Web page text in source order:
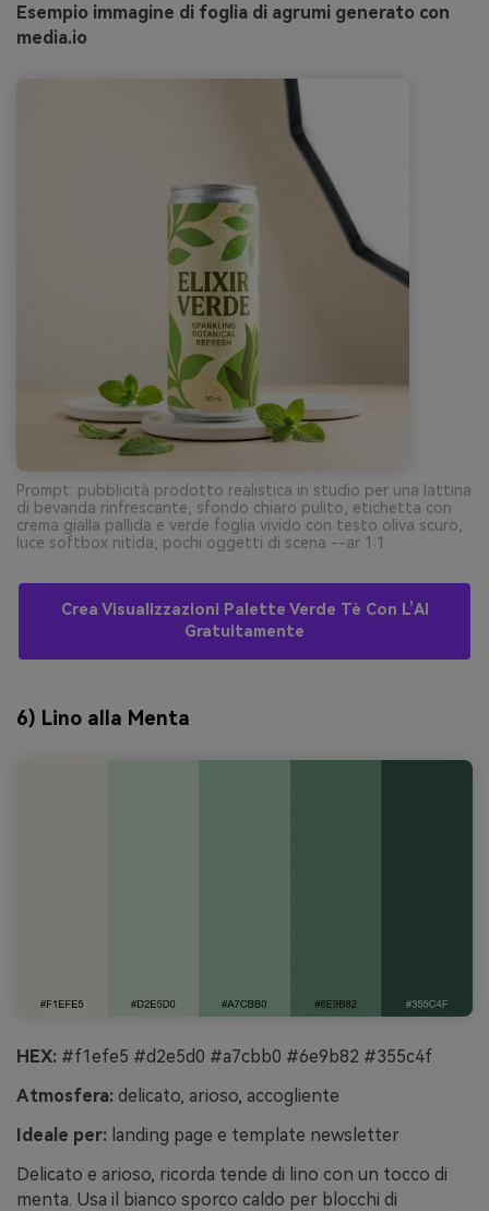
Esempio immagine di foglia di agrumi generato con
media.io
Prompt: pubblicità prodotto realistica in studio per una lattina
di bevanda rinfrescante, sfondo chiaro pulito, etichetta con
crema gialla pallida e verde foglia vivido con testo oliva scuro,
luce softbox nitida, pochi oggetti di scena --ar 1:1
Crea Visualizzazioni Palette Verde Tè Con L’AI
Gratuitamente
6) Lino alla Menta
HEX: #f1efe5 #d2e5d0 #a7cbb0 #6e9b82 #355c4f
Atmosfera: delicato, arioso, accogliente
Ideale per: landing page e template newsletter
Delicato e arioso, ricorda tende di lino con un tocco di
menta. Usa il bianco sporco caldo per blocchi di